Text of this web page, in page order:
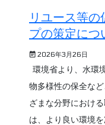
リユース等
プの策定につ
2026年3月26日
環境省より、水環
物多様性の保全な
ざまな分野におけ
は、より良い環境